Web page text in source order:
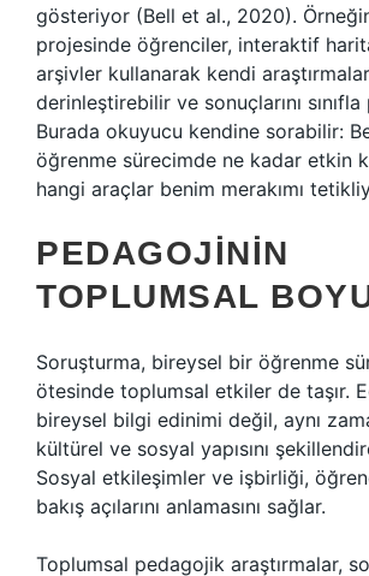
gösteriyor (Bell et al., 2020).
projesinde öğrenciler, interaktif
arşivler kullanarak kendi
derinleştirebilir ve sonuçlarını
Burada okuyucu kendine sorabilir:
öğrenme sürecimde ne kadar etkin
hangi araçlar benim merakımı
PEDAGOJININ
TOPLUMSAL
Soruşturma, bireysel bir öğrenme
ötesinde toplumsal etkiler de taşır.
bireysel bilgi edinimi değil, aynı
kültürel ve sosyal yapısını
Sosyal etkileşimler ve işbirliği,
bakış açılarını anlamasını sağlar.
Toplumsal pedagojik araştırmalar,